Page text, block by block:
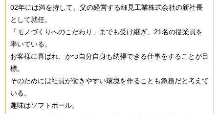
02年には満を持して、父の経営する細見工業株式会社の新社長
として就任。
「モノづくりへのこだわり」までも受け継ぎ、21名の従業員を
率いている。
お客様に喜ばれ、かつ自分自身も納得できる仕事をすることが目
標。
そのためには社員が働きやすい環境を作ることも急務だと考えて
いる。
趣味はソフトボール。